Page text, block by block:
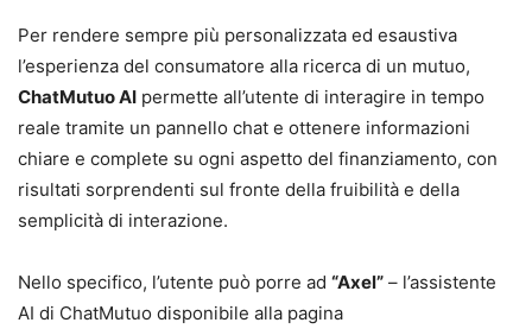
Per rendere sempre più personalizzata ed esaustiva
l’esperienza del consumatore alla ricerca di un mutuo,
ChatMutuo AI permette all’utente di interagire in tempo
reale tramite un pannello chat e ottenere informazioni
chiare e complete su ogni aspetto del finanziamento, con
risultati sorprendenti sul fronte della fruibilità e della
semplicità di interazione.
Nello specifico, l’utente può porre ad “Axel” – l’assistente
AI di ChatMutuo disponibile alla pagina